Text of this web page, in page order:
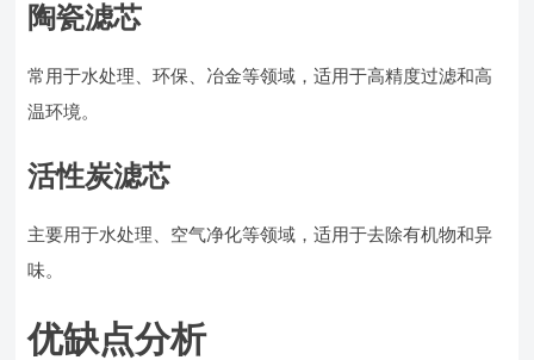
陶瓷滤芯
常用于水处理、环保、冶金等领域，适用于高精度过滤和高
温环境。
活性炭滤芯
主要用于水处理、空气净化等领域，适用于去除有机物和异
味。
优缺点分析